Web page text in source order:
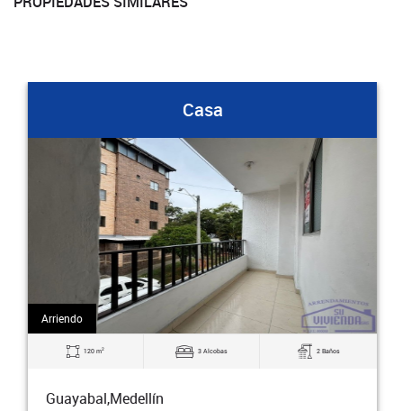
Casa
Arriendo
120 m2 3 Alcobas 2 Baños
Guayabal,Medellín